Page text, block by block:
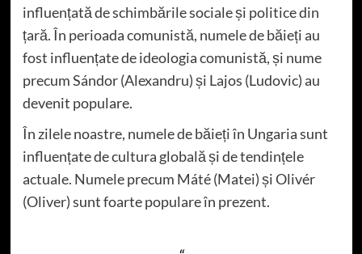
influențată de schimbările sociale și politice din
țară. În perioada comunistă, numele de băieți au
fost influențate de ideologia comunistă, și nume
precum Sándor (Alexandru) și Lajos (Ludovic) au
devenit populare.
În zilele noastre, numele de băieți în Ungaria sunt
influențate de cultura globală și de tendințele
actuale. Numele precum Máté (Matei) și Olivér
(Oliver) sunt foarte populare în prezent.